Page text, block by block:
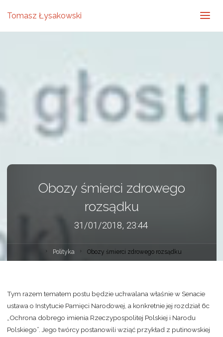
Tomasz Łysakowski
Obozy śmierci zdrowego
rozsądku
31/01/2018, 23:44
Polityka Obozy śmierci zdrowego rozsądku
Tym razem tematem postu będzie uchwalana właśnie w Senacie
ustawa o Instytucie Pamięci Narodowej, a konkretnie jej rozdział 6c
„Ochrona dobrego imienia Rzeczypospolitej Polskiej i Narodu
Polskiego”. Jego twórcy postanowili wziąć przykład z putinowskiej